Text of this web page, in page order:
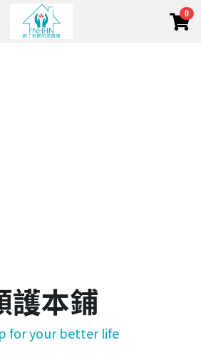
0
Care 認知障礙症護理
中風護理服務
培訓與教育
Training 最新培訓
護本鋪
for your better life
×
商品分類 ×
部落格分類